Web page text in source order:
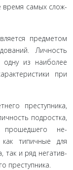
время самых слож­
предметом
Личность
одну из наиболее
при
преступ­ника,
под­ростка,
прошедшего не­
типичные для
так и ряд негатив­
преступника.